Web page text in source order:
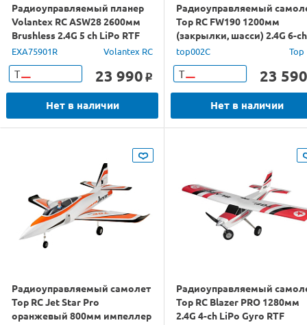
Радиоуправляемый планер
Volantex RC ASW28 2600мм
Brushless 2.4G 5 ch LiPo RTF
EXA75901R Volantex RC
Т 23 990 o
Нет в наличии
Радиоуправляемый
Top RC FW190 1200мм
(закрылки, шасси) 2.4G 6-ch
LiPo RTF
top002C Top
Т 23 590
Нет в наличии
Радиоуправляемый самолет
Top RC Jet Star Pro
оранжевый 800мм импеллер
Радиоуправляемый
Top RC Blazer PRO 1280мм
2.4G 4-ch LiPo Gyro RTF